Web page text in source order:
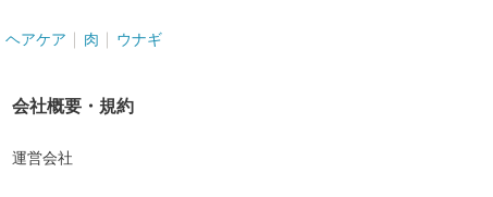
ヘアケア 肉 ウナギ
会社概要・規約
運営会社